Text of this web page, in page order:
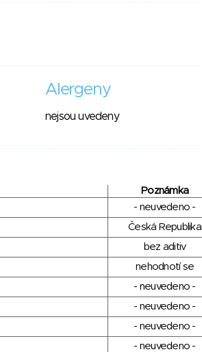
Alergeny
nejsou uvedeny
Poznámka
- neuvedeno -
Česká Republika
bez aditiv
nehodnotí se
- neuvedeno -
- neuvedeno -
- neuvedeno -
- neuvedeno -